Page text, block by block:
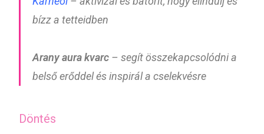
bízz a tetteidben
Arany aura kvarc – segít összekapcsolódni a
belső erőddel és inspirál a cselekvésre
Döntés